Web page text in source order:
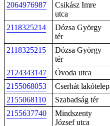
2064976987
Csikász Imre
utca
2118325214
Dózsa György
tér
2118325215
Dózsa György
tér
2124343147 Óvoda utca
2155068053
Cserhát lakótelep
2155068110
Szabadság tér
2155637740
Mindszenty
József utca